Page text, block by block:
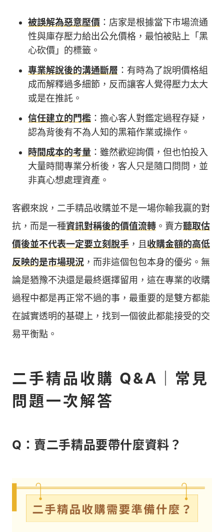
被誤解為惡意壓價 ：店家是根據當下市場流通
性與庫存壓力給出公允價格，最怕被貼上「黑
心砍價」的標籤。
專業解說後的溝通斷層 ：有時為了說明價格組
成而解釋過多細節，反而讓客人覺得壓力太大
或是在推託。
信任建立的門檻 ：擔心客人對鑑定過程存疑，
認為背後有不為人知的黑箱作業或操作。
時間成本的考量 ：雖然歡迎詢價，但也怕投入
大量時間專業分析後，客人只是隨口問問，並
非真心想處理資產。
客觀來說，二手精品收購並不是一場你輸我贏的對
抗，而是一種資訊對稱後的價值流轉 。賣方聽取估
價後並不代表一定要立刻脫手 ，且收購金額的高低
反映的是市場現況 ，而非這個包包本身的優劣。無
論是猶豫不決還是最終選擇留用，這在專業的收購
過程中都是再正常不過的事，最重要的是雙方都能
在誠實透明的基礎上，找到一個彼此都能接受的交
易平衡點。
二手精品收購 Q&A｜常見
問題一次解答
Q：賣二手精品要帶什麼資料？